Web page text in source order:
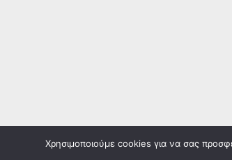
Χρησιμοποιούμε cookies για να σας